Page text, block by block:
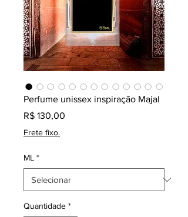
Perfume unissex inspiração Majal
R$ 130,00
Frete fixo.
ML *
Quantidade *